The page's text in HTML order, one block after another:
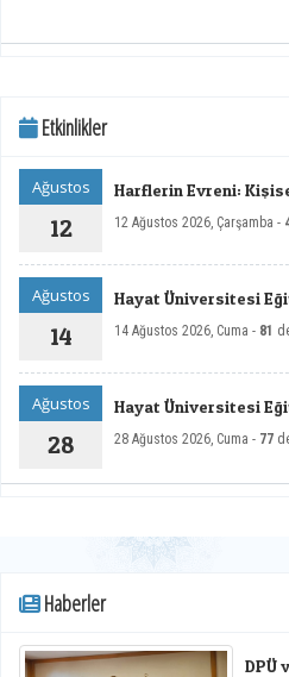
Etkinlikler
Ağustos
12
Harflerin Evreni:
12 Ağustos 2026, Çarşamba -
Ağustos
14
Hayat Üniversitesi
14 Ağustos 2026, Cuma - 81
Ağustos
28
Hayat Üniversitesi
28 Ağustos 2026, Cuma - 77
Haberler
DPÜ